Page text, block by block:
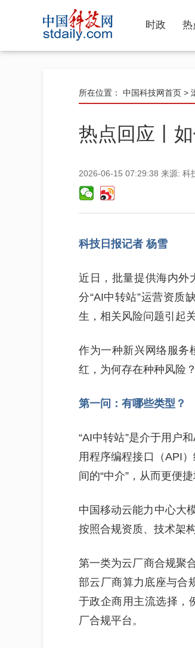
时政 热
所在位置： 中国科技网首页 >
热点回应丨
2026-06-15 07:29:38 来源: 科
科技日报记者 杨雪
近日，批量提供海内外
分“AI中转站”运营资质
生，相关风险问题引起
作为一种新兴网络服务
红，为何存在种种风险
第一问：有哪些类型？
“AI中转站”是介于用户
用程序编程接口（API
间的“中介”，从而更便
中国移动云能力中心大
按照合规资质、技术架
第一类为云厂商合规聚
部云厂商算力底座与合
于政企商用主流选择，
厂合规平台。